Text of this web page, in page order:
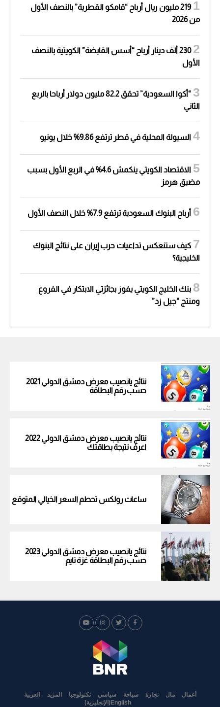
219 مليون ريال أرباح “قامكو القطرية” بالنصف الأول
من 2026
230 ألف دينار أرباح “أسس القابضة” الكويتية بالنصف
الأول
“أكوا السعودية” تحقق 82.2 مليون دولار أرباحا بالربع
الثاني
السيولة المحلية في قطر ترتفع 9.86% خلال يونيو
الاقتصاد الكويتي ينكمش 4.6% في الربع الأول بسبب
مضيق هرمز
أرباح البنوك السعودية ترتفع 7.9% خلال النصف الأول
كيف ستنعكس تداعيات حرب إيران على نتائج البنوك
الخليجية؟
بنك الخليج الكويتي يفوز بجائزتي الابتكار في الفروع
ومنتج “جيل زد”
نتائج يانصيب معرض دمشق الدولي 2021
حسب رقم البطاقة
نتائج يانصيب معرض دمشق الدولي 2022
اعرف نتيجة بطاقتك
ساعات رولكس تحطم السعر الخيالي المتوقع
نتائج يانصيب معرض دمشق الدولي 2023
حسب رقم البطاقة غزة تايم
أعمال مال تجارة سياحة سياسي تكنولوجيا المزيد
العربية
English
( الإنجليزية)